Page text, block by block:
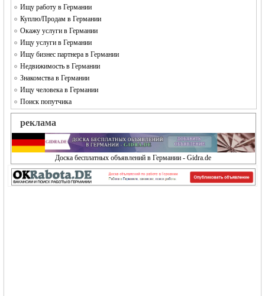
Ищу работу в Германии
Куплю/Продам в Германии
Окажу услуги в Германии
Ищу услуги в Германии
Ищу бизнес партнера в Германии
Недвижимость в Германии
Знакомства в Германии
Ищу человека в Германии
Поиск попутчика
реклама
Доска бесплатных объявлений в Германии - Gidra.de